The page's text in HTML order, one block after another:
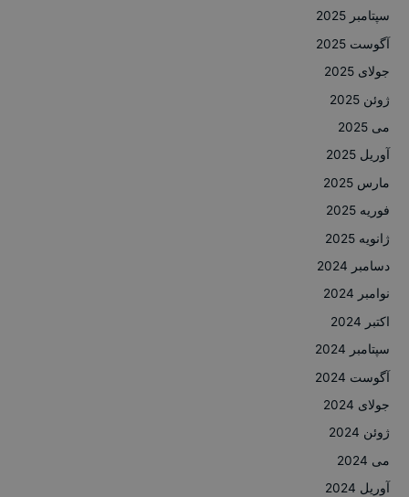
سپتامبر 2025
آگوست 2025
جولای 2025
ژوئن 2025
می 2025
آوریل 2025
مارس 2025
فوریه 2025
ژانویه 2025
دسامبر 2024
نوامبر 2024
اکتبر 2024
سپتامبر 2024
آگوست 2024
جولای 2024
ژوئن 2024
می 2024
آوریل 2024